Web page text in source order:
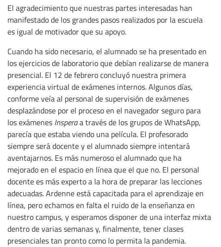
El agradecimiento que nuestras partes interesadas han
manifestado de los grandes pasos realizados por la escuela
es igual de motivador que su apoyo.
Cuando ha sido necesario, el alumnado se ha presentado en
los ejercicios de laboratorio que debían realizarse de manera
presencial. El 12 de febrero concluyó nuestra primera
experiencia virtual de exámenes internos. Algunos días,
conforme veía al personal de supervisión de exámenes
desplazándose por el proceso en el navegador seguro para
los exámenes Insperaa través de los grupos de WhatsApp,
parecía que estaba viendo una película. El profesorado
siempre será docente y el alumnado siempre intentará
aventajarnos. Es más numeroso el alumnado que ha
mejorado en el espacio en línea que el que no. El personal
docente es más experto a la hora de preparar las lecciones
adecuadas. Ardenne está capacitada para el aprendizaje en
línea, pero echamos en falta el ruido de la enseñanza en
nuestro campus, y esperamos disponer de una interfaz mixta
dentro de varias semanas y, finalmente, tener clases
presenciales tan pronto como lo permita la pandemia.